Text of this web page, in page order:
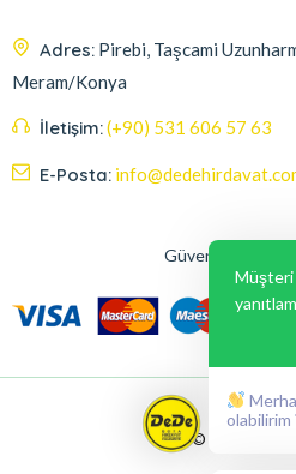
Adres: Pirebi, Taşcami
Meram/Konya
İletişim:(+90) 531 606 57 63
E-Posta:
Güvenli Ödeme
© 2024, Liabil
Müşteri
olabilirim